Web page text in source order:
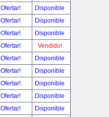
Ofertar!
Disponible
Ofertar!
Disponible
Ofertar!
Disponible
Ofertar!
Vendido!
Ofertar!
Disponible
Ofertar!
Disponible
Ofertar!
Disponible
Ofertar!
Disponible
Ofertar!
Disponible